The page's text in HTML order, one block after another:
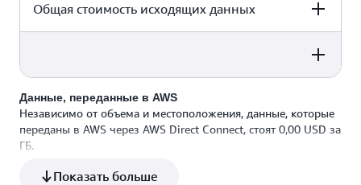
0,02 USD за ГБ
Общая стоимость исходящих данных
20,48 USD в месяц
1024 ГБ x 0,02 USD
Данные, переданные в AWS
Независимо от объема и местоположения, данные, которые
переданы в AWS через AWS Direct Connect, стоят 0,00 USD за
ГБ.
Показать больше